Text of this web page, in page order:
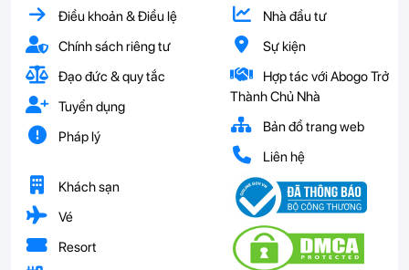
Điều khoản & Điều lệ
Chính sách riêng tư
Đạo đức & quy tắc
Tuyển dụng
Pháp lý
Nhà đầu tư
Sự kiện
Hợp tác với Abogo Trở
Thành Chủ Nhà
Bản đồ trang web
Liên hệ
Khách sạn
Vé
Resort